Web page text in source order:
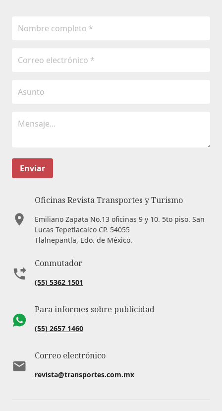
Enviar
Oficinas Revista Transportes y Turismo
Emiliano Zapata No.13 oficinas 9 y 10. 5to piso. San
Lucas Tepetlacalco CP. 54055
Tlalnepantla, Edo. de México.
Conmutador
(55) 5362 1501
Para informes sobre publicidad
(55) 2657 1460
Correo electrónico
revista@transportes.com.mx